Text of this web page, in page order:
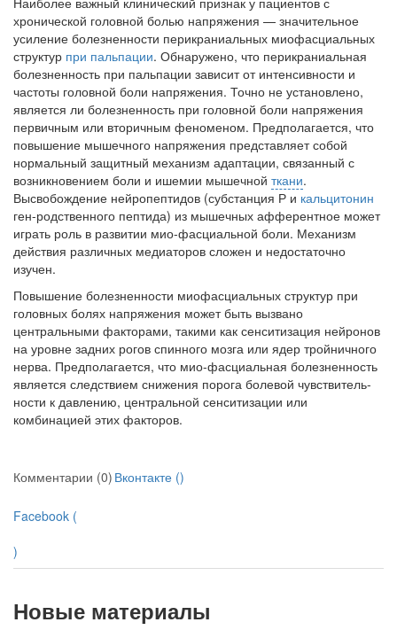
хронической головной болью на­пряжения — значительное
усиление болез­ненности перикраниальных миофасциальных
структур при пальпации. Обнаружено, что перикраниальная
болезненность при паль­пации зависит от интенсивности и
частоты головной боли напряжения. Точно не уста­новлено,
является ли болезненность при го­ловной боли напряжения
первичным или вторичным феноменом. Предполагается, что
повышение мышечного напряжения представ­ляет собой
нормальный защитный механизм адаптации, связанный с
возникновением боли и ишемии мышечной ткани.
Высвобождение нейропептидов (субстанция Р и кальцитонин
ген-родственного пептида) из мышечных аф­ферентное может
играть роль в развитии мио-фасциальной боли. Механизм
действия раз­личных медиаторов сложен и недостаточно
изучен.
Повышение болезненности миофасциаль­ных структур при
головных болях напряжения может быть вызвано
центральными факто­рами, такими как сенситизация нейронов
на уровне задних рогов спинного мозга или ядер тройничного
нерва. Предполагается, что мио-фасциальная болезненность
является след­ствием снижения порога болевой чувствитель­
ности к давлению, центральной сенситизации или
комбинацией этих факторов.
Комментарии (0) Вконтакте ()
Facebook (
)
Новые материалы